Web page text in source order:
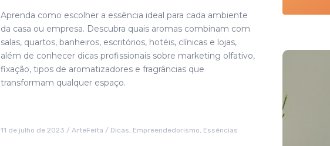
Aprenda como escolher a essência ideal para cada ambiente
da casa ou empresa. Descubra quais aromas combinam com
salas, quartos, banheiros, escritórios, hotéis, clínicas e lojas,
além de conhecer dicas profissionais sobre marketing olfativo,
fixação, tipos de aromatizadores e fragrâncias que
transformam qualquer espaço.
11 de julho de 2023 / ArteFeita / Dicas, Empreendedorismo, Essências